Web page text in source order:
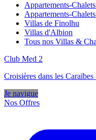
Appartements-
Appartements-
Villas de Finolhu
Villas d'Albion
Tous nos Villas &
Club Med 2
Croisières dans les
Je navigue
Nos Offres